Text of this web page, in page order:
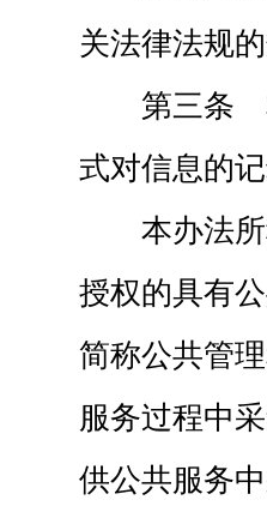
关法律法规的
第三条
式对信息的记
本办法
授权的具有
简称公共管
服务过程中
供公共服务